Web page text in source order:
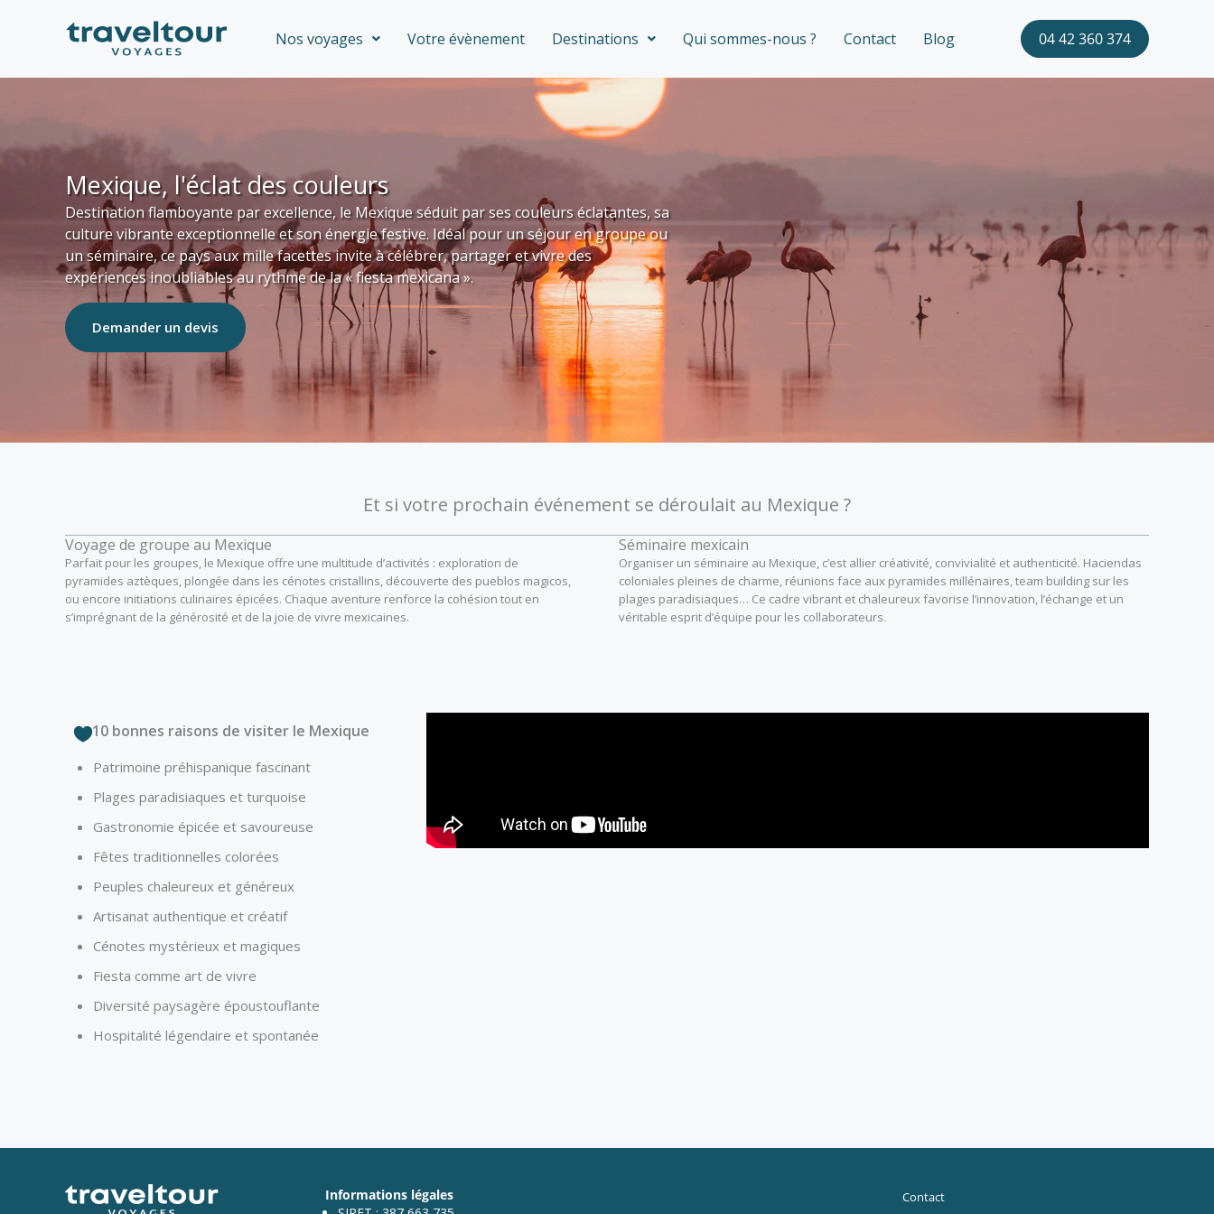
Nos voyages Votre évènement Destinations Qui sommes-nous ? Contact Blog 04 42 360 374
Mexique, l'éclat des couleurs
Destination flamboyante par excellence, le Mexique séduit par ses couleurs éclatantes, sa
culture vibrante exceptionnelle et son énergie festive. Idéal pour un séjour en groupe ou
un séminaire, ce pays aux mille facettes invite à célébrer, partager et vivre des
expériences inoubliables au rythme de la « fiesta mexicana ».
Demander un devis
Et si votre prochain événement se déroulait au Mexique ?
Voyage de groupe au Mexique
Parfait pour les groupes, le Mexique offre une multitude d’activités : exploration de
pyramides aztèques, plongée dans les cénotes cristallins, découverte des pueblos magicos,
ou encore initiations culinaires épicées. Chaque aventure renforce la cohésion tout en
s’imprégnant de la générosité et de la joie de vivre mexicaines.
Séminaire mexicain
Organiser un séminaire au Mexique, c’est allier créativité, convivialité et authenticité. Haciendas
coloniales pleines de charme, réunions face aux pyramides millénaires, team building sur les
plages paradisiaques… Ce cadre vibrant et chaleureux favorise l’innovation, l’échange et un
véritable esprit d’équipe pour les collaborateurs.
10 bonnes raisons de visiter le Mexique
Patrimoine préhispanique fascinant
Plages paradisiaques et turquoise
Gastronomie épicée et savoureuse
Fêtes traditionnelles colorées
Peuples chaleureux et généreux
Artisanat authentique et créatif
Cénotes mystérieux et magiques
Fiesta comme art de vivre
Diversité paysagère époustouflante
Hospitalité légendaire et spontanée
Informations légales
Contact